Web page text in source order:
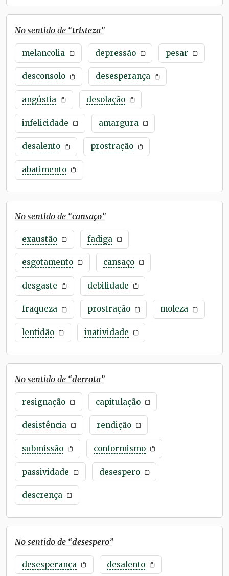
No sentido de “tristeza”
melancolia depressão pesar
desconsolo desesperança
angústia desolação
infelicidade amargura
desalento prostração
abatimento
No sentido de “cansaço”
exaustão fadiga
esgotamento cansaço
desgaste debilidade
fraqueza prostração moleza
lentidão inatividade
No sentido de “derrota”
resignação capitulação
desistência rendição
submissão conformismo
passividade desespero
descrença
No sentido de “desespero”
desesperança desalento